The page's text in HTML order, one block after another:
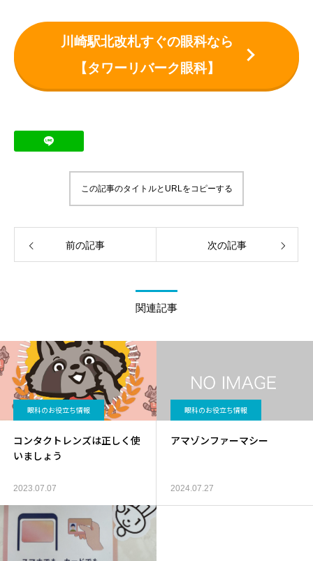
川崎駅北改札すぐの眼科なら
【タワーリバーク眼科】
この記事のタイトルとURLをコピーする
前の記事 次の記事
関連記事
眼科のお役立ち情報
コンタクトレンズは正しく使
いましょう
2023.07.07
眼科のお役立ち情報
アマゾンファーマシー
2024.07.27